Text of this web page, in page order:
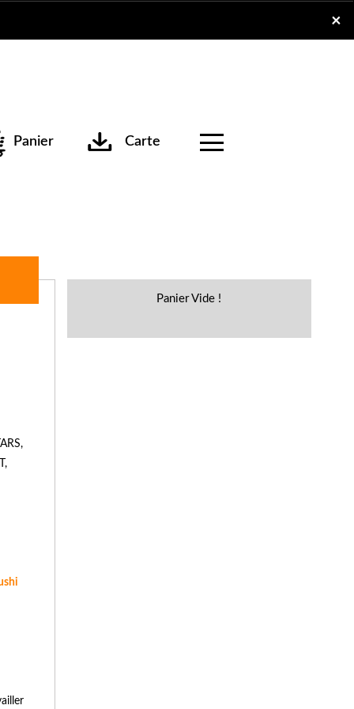
×
Panier Carte
x
Panier Vide !